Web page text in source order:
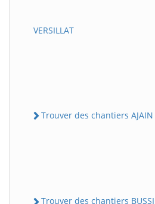
VERSILLAT
Trouver des chantiers AJAIN
Trouver des chantiers